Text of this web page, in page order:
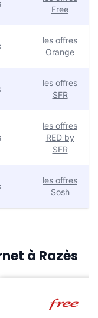
Free
les offres
Orange
les offres
SFR
les offres
RED by
SFR
les offres
Sosh
à Razès